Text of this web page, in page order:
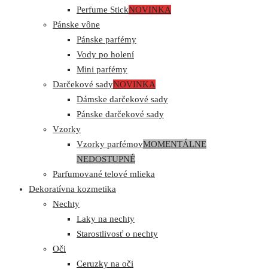
Perfume StickNOVINKA
Pánske vône
Pánske parfémy
Vody po holení
Mini parfémy
Darčekové sadyNOVINKA
Dámske darčekové sady
Pánske darčekové sady
Vzorky
Vzorky parfémovMOMENTÁLNE
NEDOSTUPNÉ
Parfumované telové mlieka
Dekoratívna kozmetika
Nechty
Laky na nechty
Starostlivosť o nechty
Oči
Ceruzky na oči